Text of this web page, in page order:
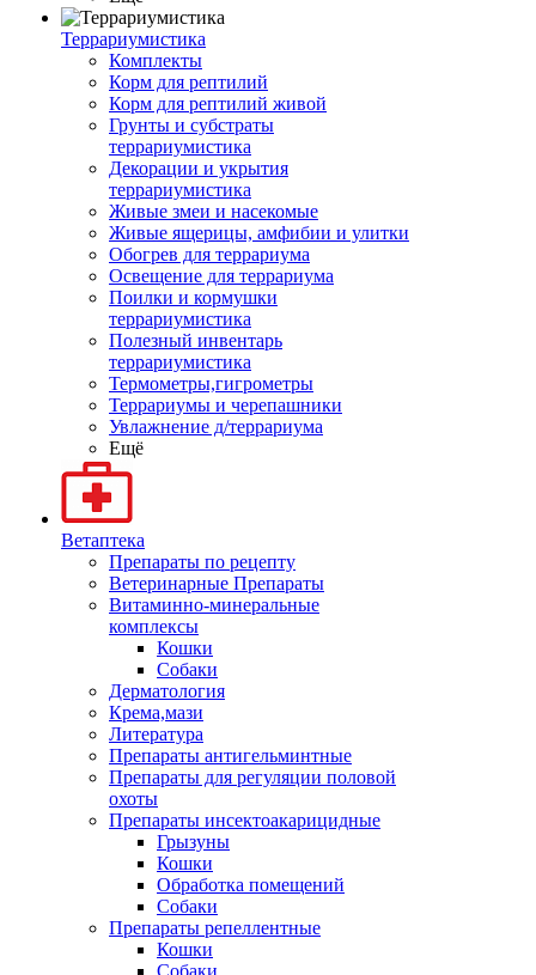
Террариумистика
Комплекты
Корм для рептилий
Корм для рептилий живой
Грунты и субстраты
террариумистика
Декорации и укрытия
террариумистика
Живые змеи и насекомые
Живые ящерицы, амфибии и улитки
Обогрев для террариума
Освещение для террариума
Поилки и кормушки
террариумистика
Полезный инвентарь
террариумистика
Термометры,гигрометры
Террариумы и черепашники
Увлажнение д/террариума
Ещё
Ветаптека
Препараты по рецепту
Ветеринарные Препараты
Витаминно-минеральные
комплексы
Кошки
Собаки
Дерматология
Крема,мази
Литература
Препараты антигельминтные
Препараты для регуляции половой
охоты
Препараты инсектоакарицидные
Грызуны
Кошки
Обработка помещений
Собаки
Препараты репеллентные
Кошки
Собаки